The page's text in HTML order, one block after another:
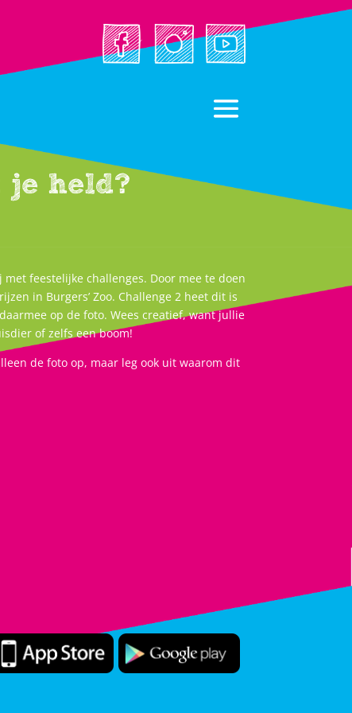
je held?
feestelijke challenges. Door mee te doen
in Burgers’ Zoo. Challenge 2 heet dit is
op de foto. Wees creatief, want jullie
of zelfs een boom!
de foto op, maar leg ook uit waarom dit